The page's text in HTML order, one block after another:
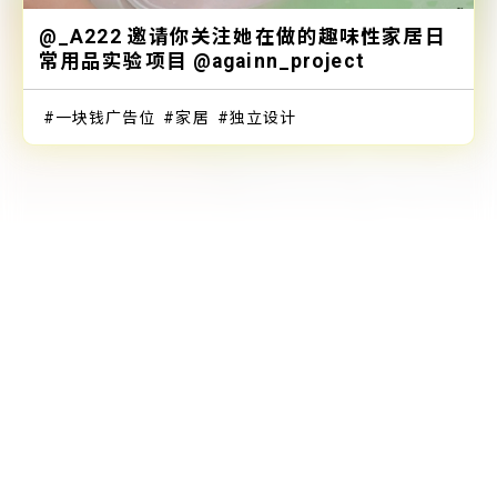
@_A222 邀请你关注她在做的趣味性家居日
常用品实验项目 @againn_project
一块钱广告位 家居 独立设计